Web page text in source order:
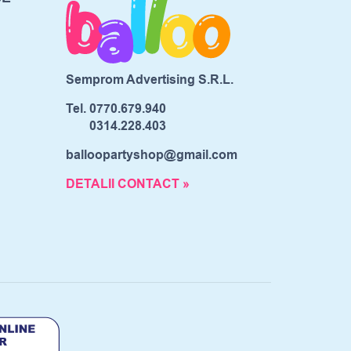
Semprom Advertising S.R.L.
Tel.0770.679.940
0314.228.403
balloopartyshop@gmail.com
DETALII CONTACT »